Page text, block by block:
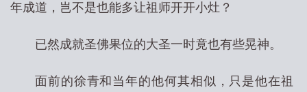
年成道，岂不是也能多让祖师开开小灶？
已然成就圣佛果位的大圣一时竟也有些晃神。
面前的徐青和当年的他何其相似，只是他在祖